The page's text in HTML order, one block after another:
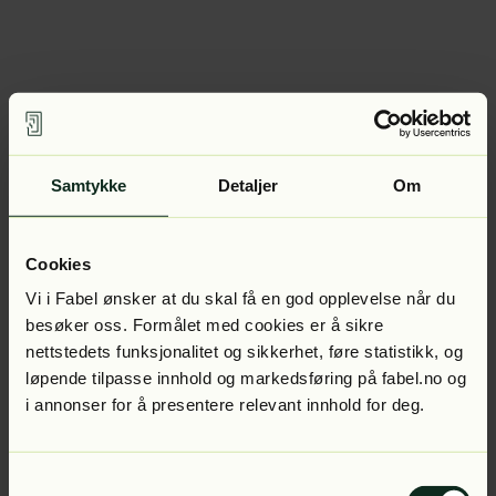
Samtykke Detaljer Om
Cookies
Vi i Fabel ønsker at du skal få en god opplevelse når du
besøker oss. Formålet med cookies er å sikre
nettstedets funksjonalitet og sikkerhet, føre statistikk, og
løpende tilpasse innhold og markedsføring på fabel.no og
i annonser for å presentere relevant innhold for deg.